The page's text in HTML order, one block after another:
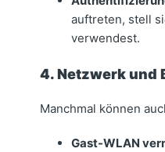
auftreten, stell
verwendest.
4. Netzwerk und
Manchmal können
Gast-WLAN